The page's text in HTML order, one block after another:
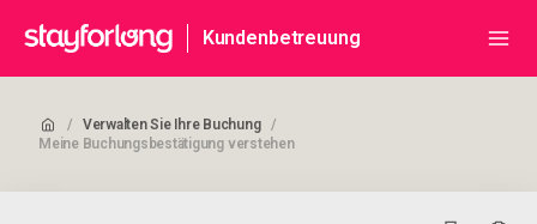
Kundenbetreuung
/ Verwalten Sie Ihre Buchung
/
Meine Buchungsbestätigung verstehen